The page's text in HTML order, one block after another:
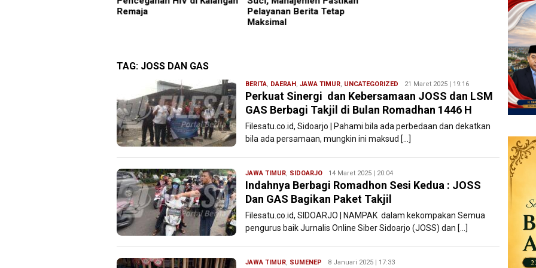
Remaja
Pelayanan Berita Tetap
Maksimal
TAG: JOSS DAN GAS
BERITA, DAERAH , JAWA TIMUR, UNCATEGORIZED Redaksi
Filesatu
21 Maret 2025 | 19:16
Perkuat Sinergi dan Kebersamaan JOSS dan LSM
GAS Berbagi Takjil di Bulan Romadhan 1446 H
Filesatu.co.id, Sidoarjo | Pahami bila ada perbedaan dan dekatkan
bila ada persamaan, mungkin ini maksud […]
JAWA TIMUR, SIDOARJO Ryan
Karawang
14 Maret 2025 | 20:04
Indahnya Berbagi Romadhon Sesi Kedua : JOSS
Dan GAS Bagikan Paket Takjil
Filesatu.co.id, SIDOARJO | NAMPAK dalam kekompakan Semua
pengurus baik Jurnalis Online Siber Sidoarjo (JOSS) dan […]
JAWA TIMUR, SUMENEP Ryan
8 Januari 2025 | 17:33